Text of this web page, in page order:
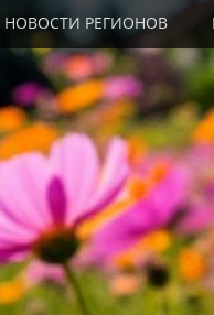
НОВОСТИ РЕГИОНОВ